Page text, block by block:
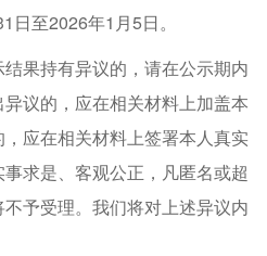
至2026年1月5日。
果持有异议的，请在公示期内
议的，应在相关材料上加盖本
应在相关材料上签署本人真实
求是、客观公正，凡匿名或超
予受理。我们将对上述异议内